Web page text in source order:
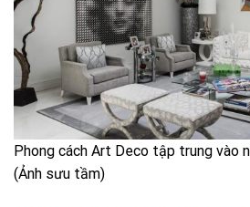
Phong cách Art Deco tập trung vào
(Ảnh sưu tầm)